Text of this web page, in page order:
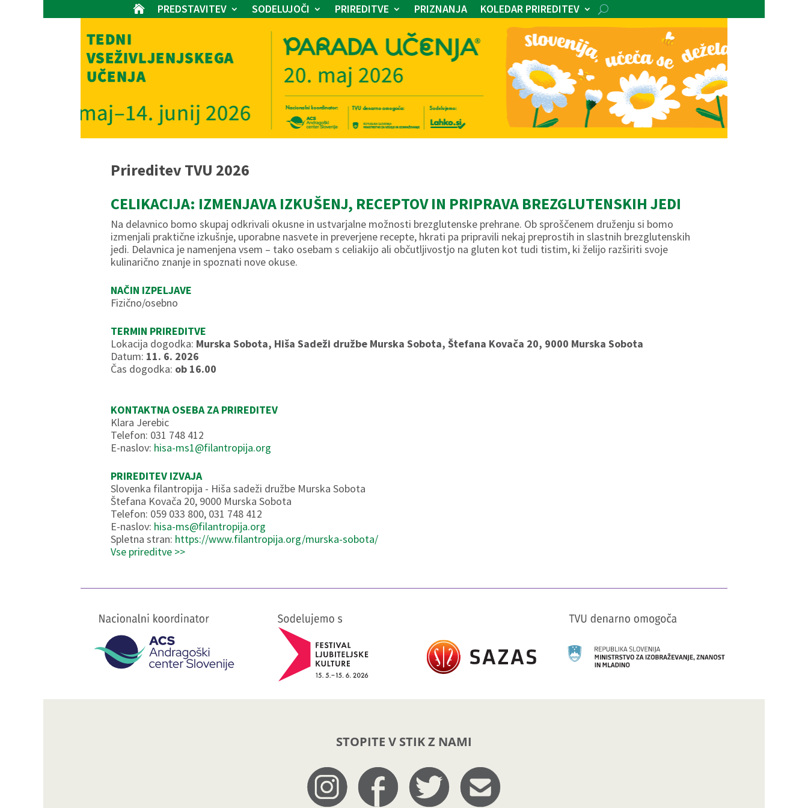
 PREDSTAVITEV SODELUJOČI PRIREDITVE PRIZNANJA KOLEDAR PRIREDITEV
Prireditev TVU 2026
CELIKACIJA: IZMENJAVA IZKUŠENJ, RECEPTOV IN PRIPRAVA BREZGLUTENSKIH JEDI
Na delavnico bomo skupaj odkrivali okusne in ustvarjalne možnosti brezglutenske prehrane. Ob sproščenem druženju si bomo
izmenjali praktične izkušnje, uporabne nasvete in preverjene recepte, hkrati pa pripravili nekaj preprostih in slastnih brezglutenskih
jedi. Delavnica je namenjena vsem – tako osebam s celiakijo ali občutljivostjo na gluten kot tudi tistim, ki želijo razširiti svoje
kulinarično znanje in spoznati nove okuse.
NAČIN IZPELJAVE
Fizično/osebno
TERMIN PRIREDITVE
Lokacija dogodka: Murska Sobota, Hiša Sadeži družbe Murska Sobota, Štefana Kovača 20, 9000 Murska Sobota
Datum: 11. 6. 2026
Čas dogodka: ob 16.00
KONTAKTNA OSEBA ZA PRIREDITEV
Klara Jerebic
Telefon: 031 748 412
E-naslov: hisa-ms1@filantropija.org
PRIREDITEV IZVAJA
Slovenka filantropija - Hiša sadeži družbe Murska Sobota
Štefana Kovača 20, 9000 Murska Sobota
Telefon: 059 033 800, 031 748 412
E-naslov: hisa-ms@filantropija.org
Spletna stran: https://www.filantropija.org/murska-sobota/
Vse prireditve >>
STOPITE V STIK Z NAMI